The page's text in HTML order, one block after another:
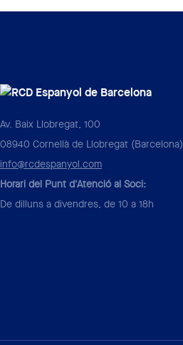
Av. Baix Llobregat, 100
08940 Cornellà de Llobregat (Barcelona)
info@rcdespanyol.com
Horari del Punt d'Atenció al Soci:
De dilluns a divendres, de 10 a 18h